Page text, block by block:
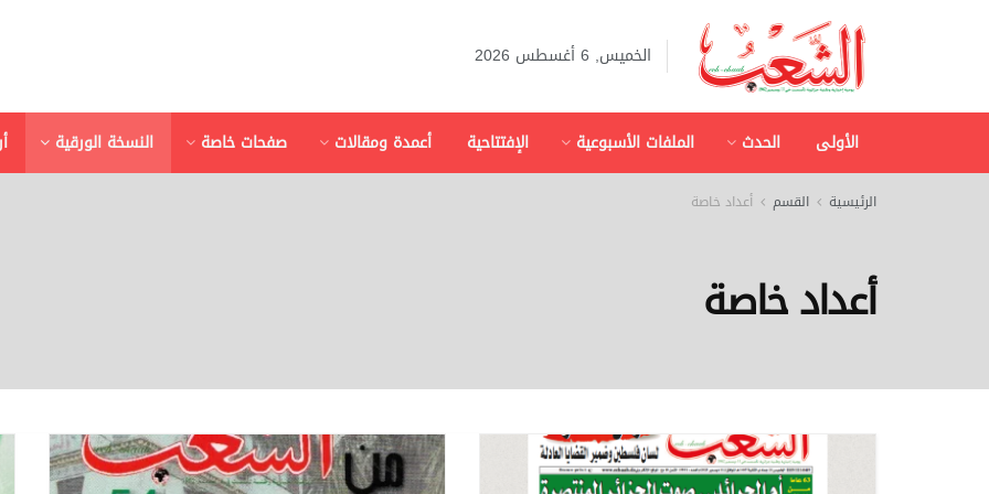
الخميس, 6 أغسطس 2026
الأولى الحدث الملفات الأسبوعية الإفتتاحية أعمدة ومقالات صفحات خاصة النسخة الورقية
الرئيسية القسم أعداد خاصة
أعداد خاصة